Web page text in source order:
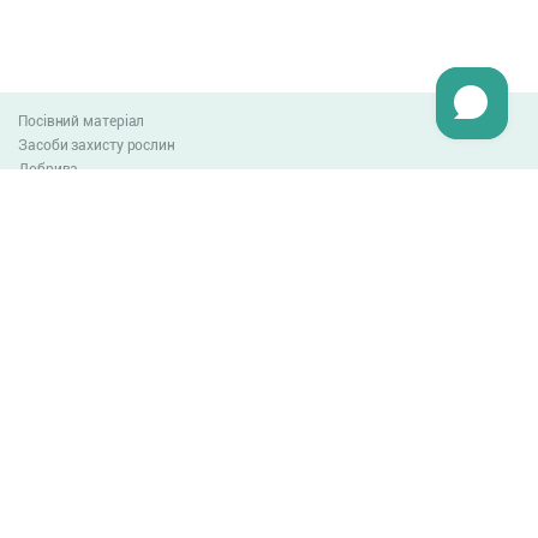
Посівний матеріал
Засоби захисту рослин
Добрива